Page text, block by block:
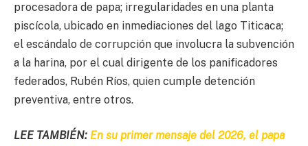
procesadora de papa; irregularidades en una planta
piscícola, ubicado en inmediaciones del lago Titicaca;
el escándalo de corrupción que involucra la subvención
a la harina, por el cual dirigente de los panificadores
federados, Rubén Ríos, quien cumple detención
preventiva, entre otros.
LEE TAMBIÉN: En su primer mensaje del 2026, el papa